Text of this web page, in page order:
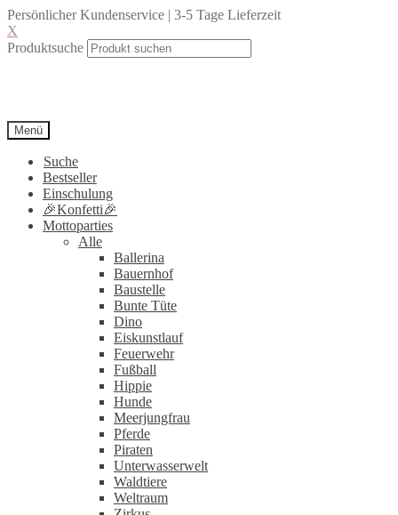
Persönlicher Kundenservice | 3-5 Tage Lieferzeit
X
Produktsuche
Menü
Suche
Bestseller
Einschulung
🎉Konfetti🎉
Mottoparties
Alle
Ballerina
Bauernhof
Baustelle
Bunte Tüte
Dino
Eiskunstlauf
Feuerwehr
Fußball
Hippie
Hunde
Meerjungfrau
Pferde
Piraten
Unterwasserwelt
Waldtiere
Weltraum